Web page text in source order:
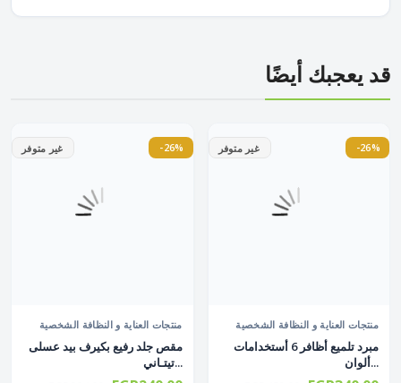
قد يعجبك أيضًا
غير متوفر -26%
منتجات العناية و النظافة الشخصية
مقص جلد رفيع بكيرف بيد عسلى
تيتـاني...
غير متوفر -26%
منتجات العناية و النظافة الشخصية
مبرد تلميع أظافر 6 أستخدامات
ألوان...